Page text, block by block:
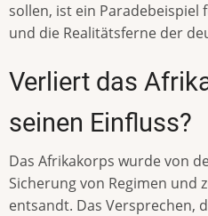
sollen, ist ein Paradebeispiel
und die Realitätsferne der
Verliert das
seinen Einfluss?
Das Afrikakorps wurde von
Sicherung von Regimen und
entsandt. Das Versprechen,